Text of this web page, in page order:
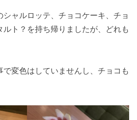
ャルロッテ、チョコケーキ、チョ
ルト？を持ち帰りましたが、どれも
変色はしていませんし、チョコも